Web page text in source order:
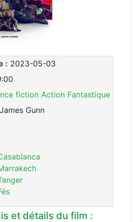
: 2023-05-03
fiction Action Fantastique
James Gunn
et détails du film :